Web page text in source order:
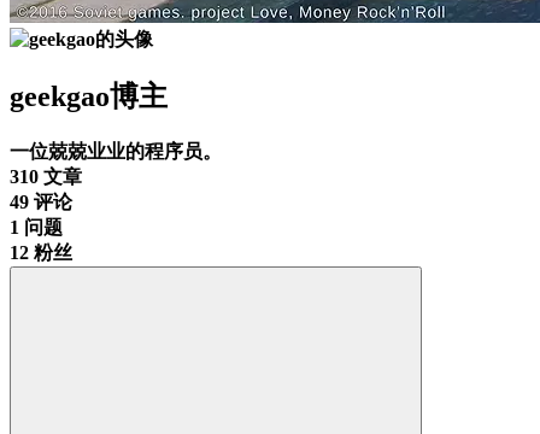
geekgao博主
一位兢兢业业的程序员。
310 文章
49 评论
1 问题
12 粉丝